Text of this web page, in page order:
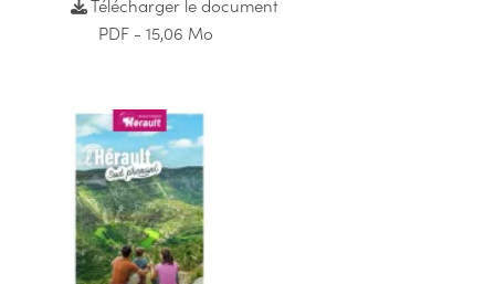
Télécharger le document
PDF - 15,06 Mo